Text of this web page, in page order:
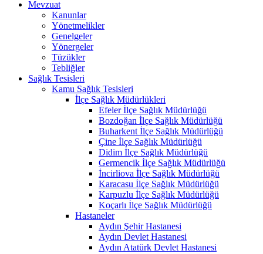
Mevzuat
Kanunlar
Yönetmelikler
Genelgeler
Yönergeler
Tüzükler
Tebliğler
Sağlık Tesisleri
Kamu Sağlık Tesisleri
İlçe Sağlık Müdürlükleri
Efeler İlçe Sağlık Müdürlüğü
Bozdoğan İlçe Sağlık Müdürlüğü
Buharkent İlçe Sağlık Müdürlüğü
Çine İlçe Sağlık Müdürlüğü
Didim İlçe Sağlık Müdürlüğü
Germencik İlçe Sağlık Müdürlüğü
İncirliova İlçe Sağlık Müdürlüğü
Karacasu İlçe Sağlık Müdürlüğü
Karpuzlu İlçe Sağlık Müdürlüğü
Koçarlı İlçe Sağlık Müdürlüğü
Hastaneler
Aydın Şehir Hastanesi
Aydın Devlet Hastanesi
Aydın Atatürk Devlet Hastanesi